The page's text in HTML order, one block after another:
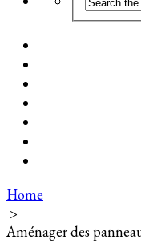
Home
>
Aménager des